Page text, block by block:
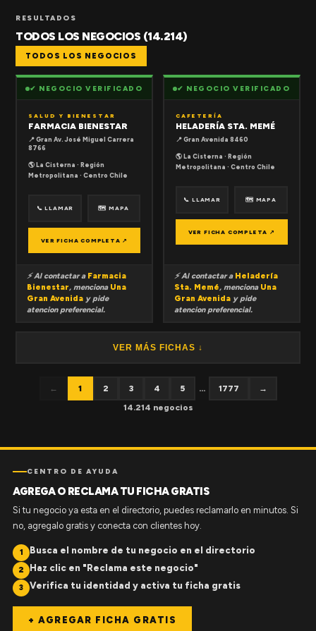
RESULTADOS
TODOS LOS NEGOCIOS (14.214)
TODOS LOS NEGOCIOS
✔ NEGOCIO VERIFICADO
SALUD Y BIENESTAR
FARMACIA BIENESTAR
📍 Gran Av. José Miguel Carrera
8766
🌎 La Cisterna · Región
Metropolitana · Centro Chile
📞 LLAMAR 🗺 MAPA
VER FICHA COMPLETA ↗
⚡ Al contactar a Farmacia
Bienestar, menciona Una
Gran Avenida y pide
atencion preferencial.
✔ NEGOCIO VERIFICADO
CAFETERÍA
HELADERÍA STA. MEMÉ
📍 Gran Avenida 8460
🌎 La Cisterna · Región
Metropolitana · Centro Chile
📞 LLAMAR 🗺 MAPA
VER FICHA COMPLETA ↗
⚡ Al contactar a Heladería
Sta. Memé, menciona Una
Gran Avenida y pide
atencion preferencial.
VER MÁS FICHAS ↓
← 1 2 3 4 5 ... 1777
→
14.214 negocios
CENTRO DE AYUDA
AGREGA O RECLAMA TU FICHA GRATIS
Si tu negocio ya esta en el directorio, puedes reclamarlo en minutos. Si
no, agregalo gratis y conecta con clientes hoy.
1 Busca el nombre de tu negocio en el directorio
2 Haz clic en "Reclama este negocio"
3 Verifica tu identidad y activa tu ficha gratis
+ AGREGAR FICHA GRATIS